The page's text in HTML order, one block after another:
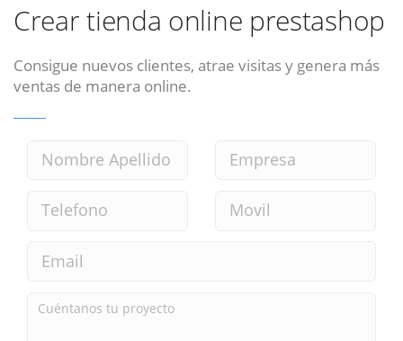
Crear tienda online prestashop
Consigue nuevos clientes, atrae visitas y genera más
ventas de manera online.